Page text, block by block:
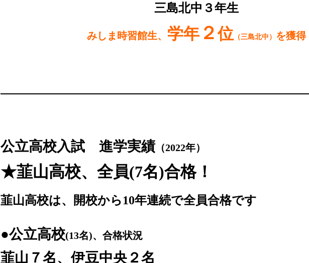
三島北中３年生
みしま時習館生、 学年 ２位（三島北中） を獲得
公立高校入試 進学実績（2022年）
★韮山高校、全員(7名)合格！
韮山高校は、開校から10年連続で全員合格です
●公立高校(13名)、 合格状況
韮山７名、伊豆中央２名